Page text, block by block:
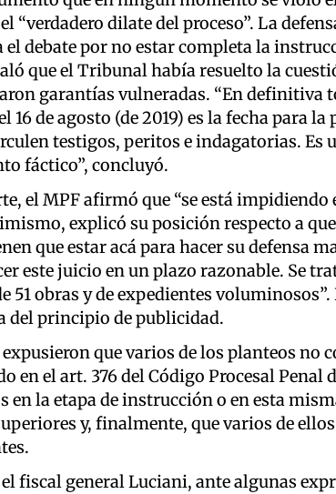
“verdadero dilate del proceso”. La
el debate por no estar completa la
que el Tribunal había resuelto la
garantías vulneradas. “En definitiva
16 de agosto (de 2019) es la fecha para
testigos, peritos e indagatorias. Es
fáctico”, concluyó.
el MPF afirmó que “se está
explicó su posición respecto a
que estar acá para hacer su defensa
este juicio en un plazo razonable. Se
51 obras y de expedientes
del principio de publicidad.
que varios de los planteos
en el art. 376 del Código Procesal
en la etapa de instrucción o en esta
y, finalmente, que varios de
fiscal general Luciani, ante algunas